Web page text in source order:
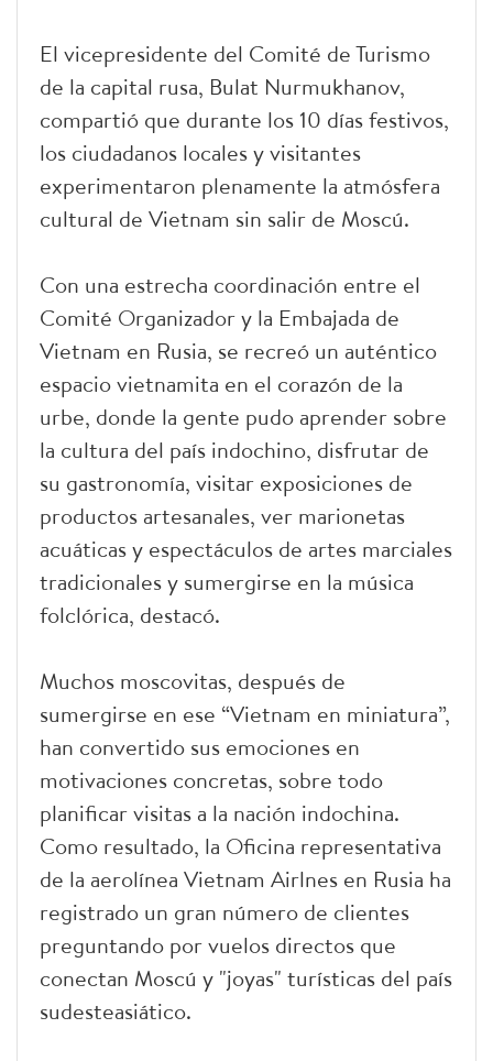
El vicepresidente del Comité de Turismo
de la capital rusa, Bulat Nurmukhanov,
compartió que durante los 10 días festivos,
los ciudadanos locales y visitantes
experimentaron plenamente la atmósfera
cultural de Vietnam sin salir de Moscú.
Con una estrecha coordinación entre el
Comité Organizador y la Embajada de
Vietnam en Rusia, se recreó un auténtico
espacio vietnamita en el corazón de la
urbe, donde la gente pudo aprender sobre
la cultura del país indochino, disfrutar de
su gastronomía, visitar exposiciones de
productos artesanales, ver marionetas
acuáticas y espectáculos de artes marciales
tradicionales y sumergirse en la música
folclórica, destacó.
Muchos moscovitas, después de
sumergirse en ese “Vietnam en miniatura”,
han convertido sus emociones en
motivaciones concretas, sobre todo
planificar visitas a la nación indochina.
Como resultado, la Oficina representativa
de la aerolínea Vietnam Airlnes en Rusia ha
registrado un gran número de clientes
preguntando por vuelos directos que
conectan Moscú y "joyas" turísticas del país
sudesteasiático.